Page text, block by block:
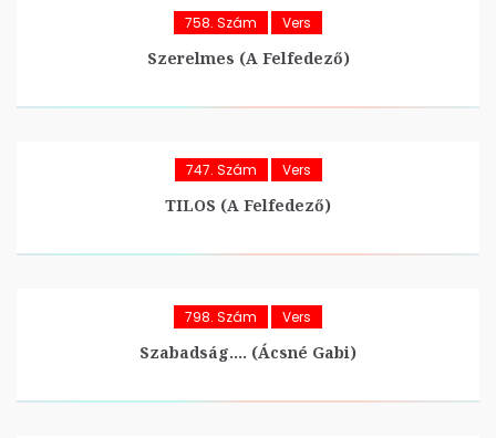
758. Szám Vers
Szerelmes (A Felfedező)
747. Szám Vers
TILOS (A Felfedező)
798. Szám Vers
Szabadság…. (Ácsné Gabi)